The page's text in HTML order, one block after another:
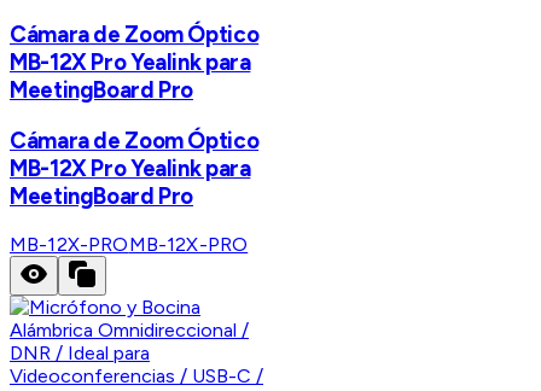
Cámara de Zoom Óptico
MB-12X Pro Yealink para
MeetingBoard Pro
Cámara de Zoom Óptico
MB-12X Pro Yealink para
MeetingBoard Pro
MB-12X-PROMB-12X-PRO